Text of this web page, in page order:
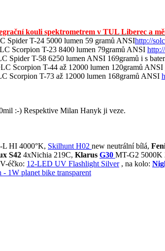
kouli spektrometrem v TUL Liberec a
Spider T-24 5000 lumen 59 gramů ANSIhttp://
Scorpion T-23 8400 lumen 79gramů ANSI
Spider T-58 6250 lumen ANSI 169gramů i s
Scorpion T-44 až 12000 lumen 120gramů ANSI
Scorpion T-73 až 12000 lumen 168gramů ANSI
:-) Respektive Milan Hanyk ji veze.
L HI 4000°K, Skilhunt H02 new neutrální bílá,
S42 4xNichia 219C, Klarus G30 MT-G2 5000K
éčko: 12-LED UV Flashlight Silver, na kolo:
- 1W planet bike transparent